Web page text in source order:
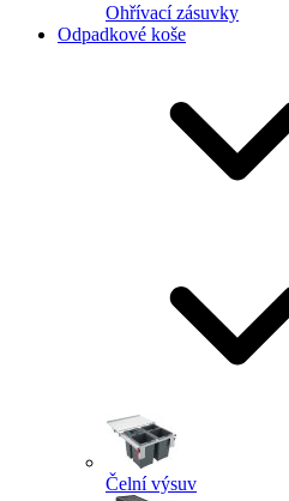
Ohřívací zásuvky
Odpadkové koše
Čelní výsuv